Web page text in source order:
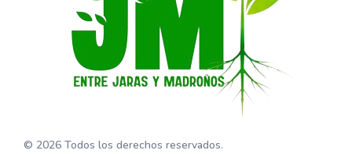
Entre Jaras y Madroños
© 2026 Todos los derechos reservados.